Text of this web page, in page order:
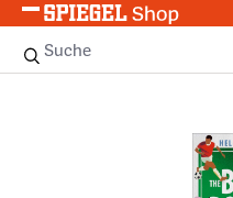
Zum Hauptinhalt springen
Suche